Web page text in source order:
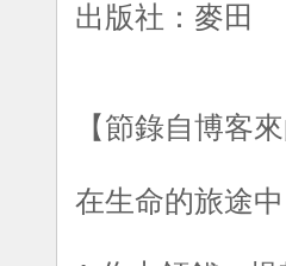
出版社：麥
【節錄自博客
在生命的旅途